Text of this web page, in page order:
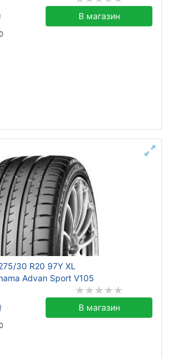
В магазин
30 R20 97Y XL
Advan Sport V105
В магазин